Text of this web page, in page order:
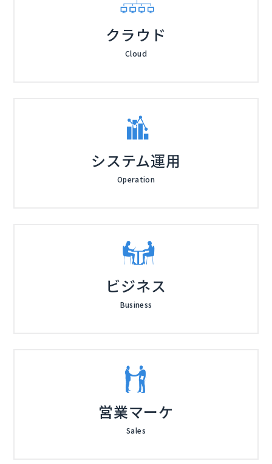
クラウド
Cloud
システム運用
Operation
ビジネス
Business
営業マーケ
Sales